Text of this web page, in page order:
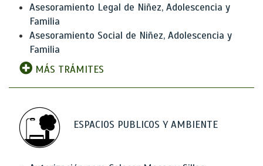
Asesoramiento Legal de Niñez, Adolescencia y
Familia
Asesoramiento Social de Niñez, Adolescencia y
Familia
MÁS TRÁMITES
ESPACIOS PUBLICOS Y AMBIENTE